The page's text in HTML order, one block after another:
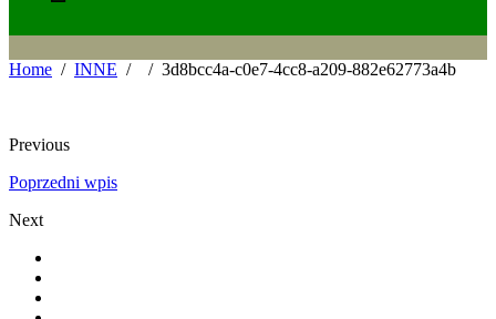
Home INNE 3d8bcc4a-c0e7-4cc8-a209-882e62773a4b
Previous
Poprzedni wpis
Next